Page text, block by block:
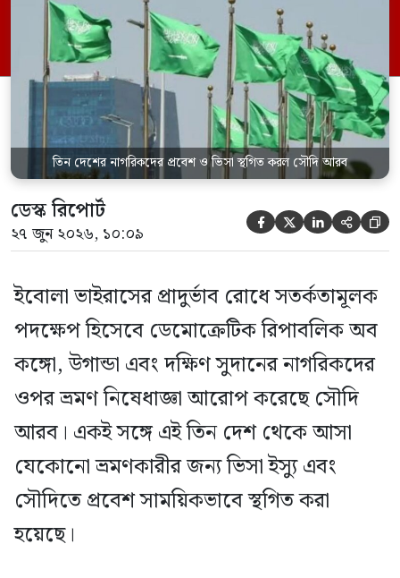
সৌদিতে প্রবেশ সাময়িকভাবে স্থগিত করা
হয়েছে। সৌদি প্রেস এজেন্সি (এসপিএ)
জানিয়েছে, এই নিষেধাজ্ঞা শুধুমাত্র সরাসরি ওই
তিন দেশ থেকে […]
তিন দেশের নাগরিকদের প্রবেশ ও ভিসা স্থগিত করল সৌদি আরব
ডেস্ক রিপোর্ট
২৭ জুন ২০২৬, ১০:০৯     
ইবোলা ভাইরাসের প্রাদুর্ভাব রোধে সতর্কতামূলক
পদক্ষেপ হিসেবে ডেমোক্রেটিক রিপাবলিক অব
কঙ্গো, উগান্ডা এবং দক্ষিণ সুদানের নাগরিকদের
ওপর ভ্রমণ নিষেধাজ্ঞা আরোপ করেছে সৌদি
আরব। একই সঙ্গে এই তিন দেশ থেকে আসা
যেকোনো ভ্রমণকারীর জন্য ভিসা ইস্যু এবং
সৌদিতে প্রবেশ সাময়িকভাবে স্থগিত করা
হয়েছে।